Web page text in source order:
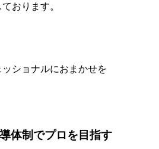
おります。
体制でプロを目指す